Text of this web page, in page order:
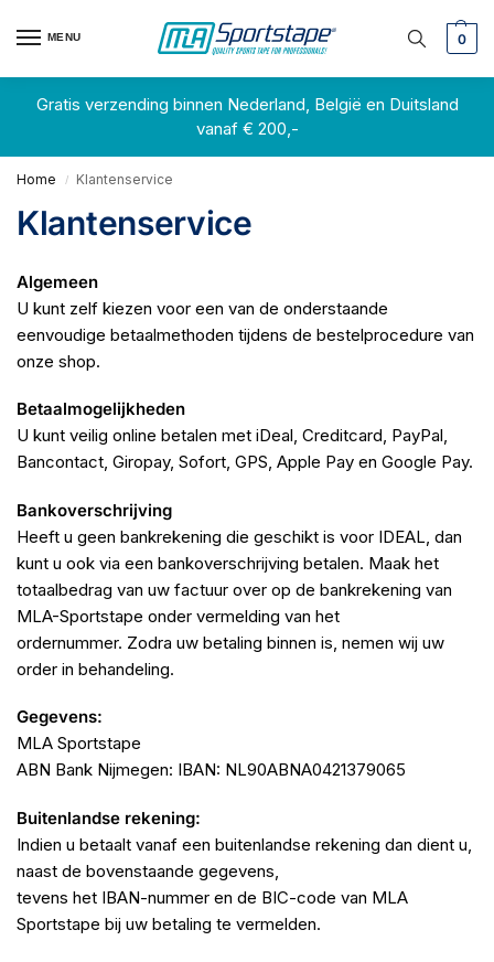
MENU 0
Gratis verzending binnen Nederland, België en Duitsland
vanaf € 200,-
Home / Klantenservice
Klantenservice
Algemeen
U kunt zelf kiezen voor een van de onderstaande
eenvoudige betaalmethoden tijdens de bestelprocedure van
onze shop.
Betaalmogelijkheden
U kunt veilig online betalen met iDeal, Creditcard, PayPal,
Bancontact, Giropay, Sofort, GPS, Apple Pay en Google Pay.
Bankoverschrijving
Heeft u geen bankrekening die geschikt is voor IDEAL, dan
kunt u ook via een bankoverschrijving betalen. Maak het
totaalbedrag van uw factuur over op de bankrekening van
MLA-Sportstape onder vermelding van het
ordernummer. Zodra uw betaling binnen is, nemen wij uw
order in behandeling.
Gegevens:
MLA Sportstape
ABN Bank Nijmegen: IBAN: NL90ABNA0421379065
Buitenlandse rekening:
Indien u betaalt vanaf een buitenlandse rekening dan dient u,
naast de bovenstaande gegevens,
tevens het IBAN-nummer en de BIC-code van MLA
Sportstape bij uw betaling te vermelden.